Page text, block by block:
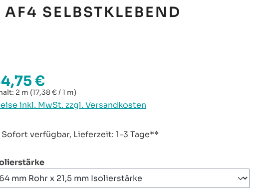
SELBSTKLEBEND
Preis:
€
2 m (17,38 € / 1 m)
inkl. MwSt. zzgl. Versandkosten
Sofort verfügbar, Lieferzeit: 1-3 Tage**
auswählen